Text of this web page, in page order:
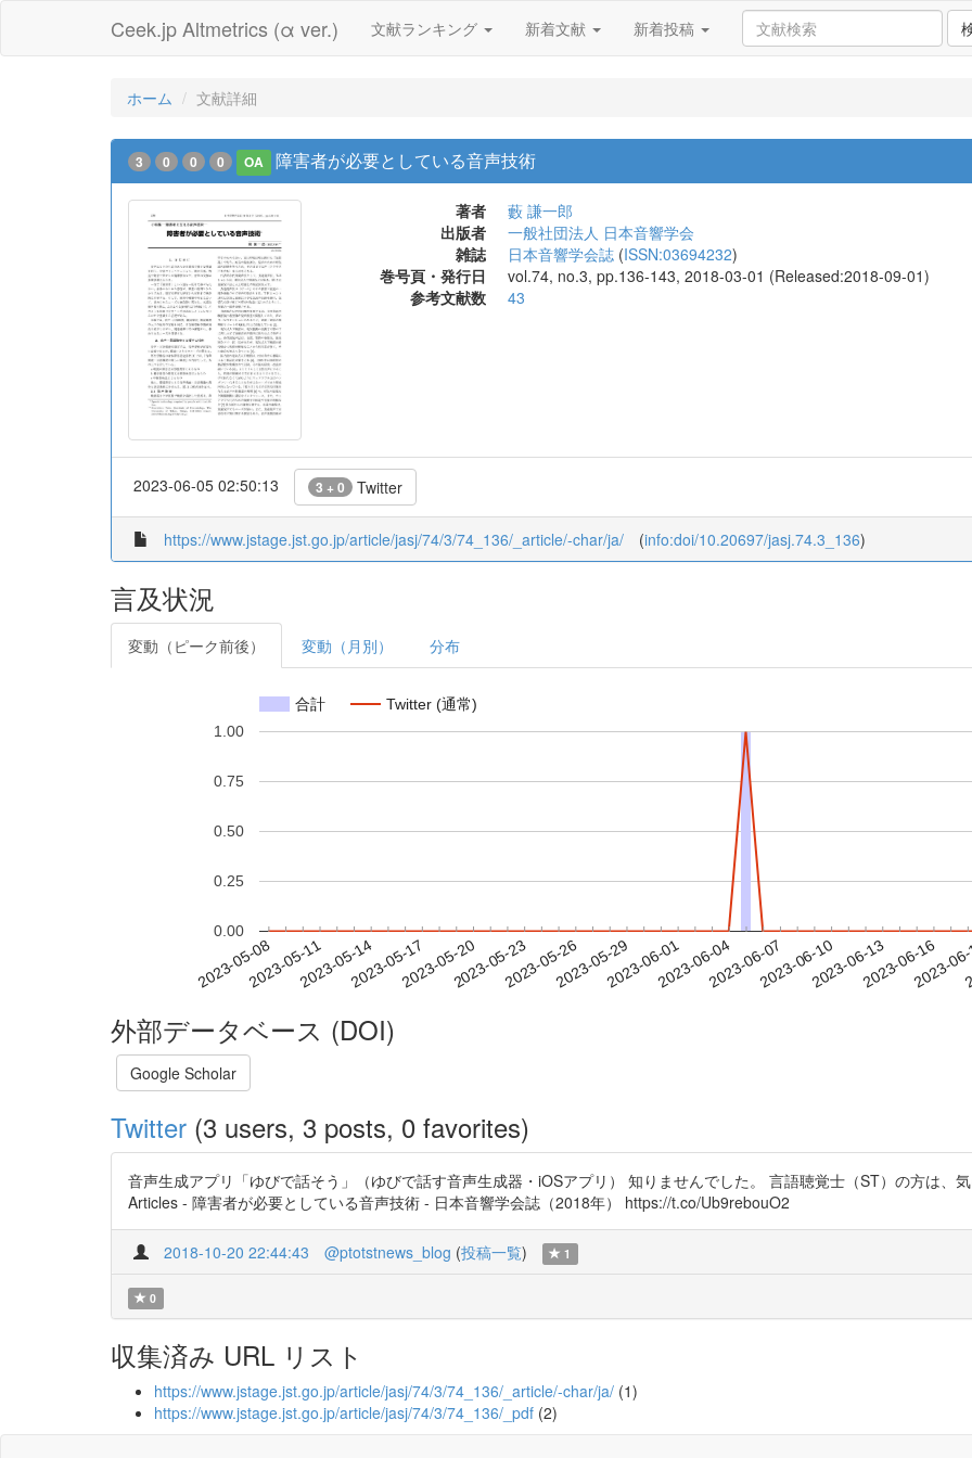
Ceek.jp Altmetrics (α ver.) 文献ランキング 新着文献 新着投稿
ホーム 文献詳細
3 0 0 0 OA 障害者が必要としている音声技術
著者
藪 謙一郎
出版者
一般社団法人 日本音響学会
雑誌
日本音響学会誌 (ISSN:03694232)
巻号頁・発行日
vol.74, no.3, pp.136-143, 2018-03-01 (Released:2018-09-01)
参考文献数
43
2023-06-05 02:50:13 3 + 0 Twitter
https://www.jstage.jst.go.jp/article/jasj/74/3/74_136/_article/-char/ja/ (info:doi/10.20697/jasj.74.3_136)
言及状況
変動（ピーク前後） 変動（月別） 分布
合計 Twitter (通常)
2023-05-082023-05-112023-05-142023-05-172023-05-202023-05-232023-05-262023-05-292023-06-012023-06-042023-06-072023-06-102023-06-132023-06-16
2023-
0.00
0.25
0.50
0.75
1.00
外部データベース (DOI)
Google Scholar
Twitter (3 users, 3 posts, 0 favorites)
音声生成アプリ「ゆびで話そう」（ゆびで話す音声生成器・iOSアプリ） 知りませんでした。 言語聴覚士（ST）の方は、
Articles - 障害者が必要としている音声技術 - 日本音響学会誌（2018年） https://t.co/Ub9rebouO2
2018-10-20 22:44:43 @ptotstnews_blog (投稿一覧) 1
0
収集済み URL リスト
https://www.jstage.jst.go.jp/article/jasj/74/3/74_136/_article/-char/ja/ (1)
https://www.jstage.jst.go.jp/article/jasj/74/3/74_136/_pdf (2)